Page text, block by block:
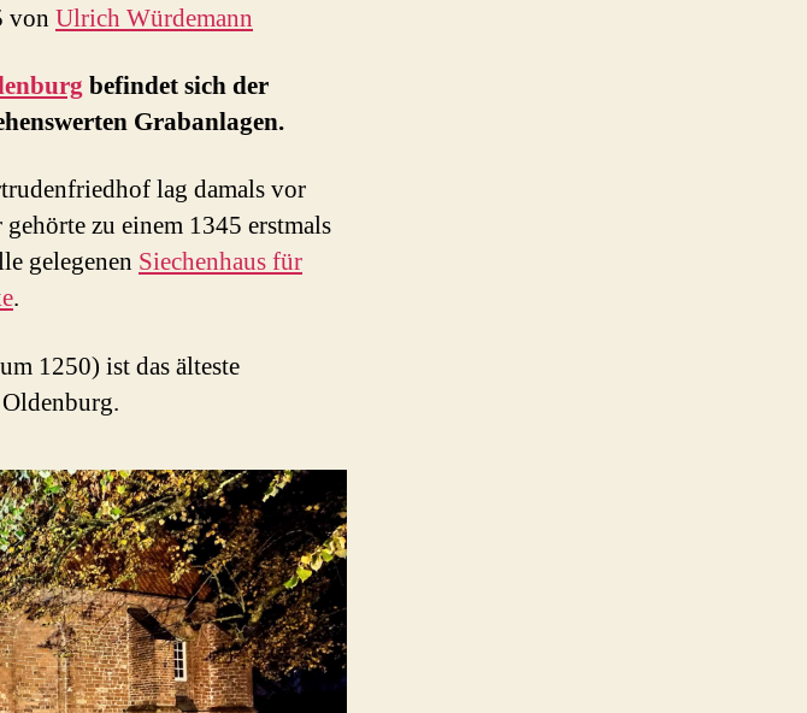
von Ulrich Würdemann
befindet sich der
Grabanlagen.
lag damals vor
zu einem 1345 erstmals
gelegenen Siechenhaus für
.
1250) ist das älteste